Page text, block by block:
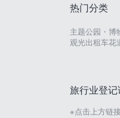
热门分类
主题公园・博
观光出租车花
旅行业登记
※点击上方链